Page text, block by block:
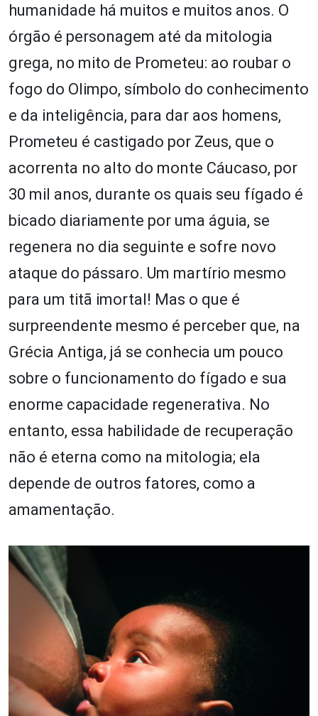
humanidade há muitos e muitos anos. O
órgão é personagem até da mitologia
grega, no mito de Prometeu: ao roubar o
fogo do Olimpo, símbolo do conhecimento
e da inteligência, para dar aos homens,
Prometeu é castigado por Zeus, que o
acorrenta no alto do monte Cáucaso, por
30 mil anos, durante os quais seu fígado é
bicado diariamente por uma águia, se
regenera no dia seguinte e sofre novo
ataque do pássaro. Um martírio mesmo
para um titã imortal! Mas o que é
surpreendente mesmo é perceber que, na
Grécia Antiga, já se conhecia um pouco
sobre o funcionamento do fígado e sua
enorme capacidade regenerativa. No
entanto, essa habilidade de recuperação
não é eterna como na mitologia; ela
depende de outros fatores, como a
amamentação.